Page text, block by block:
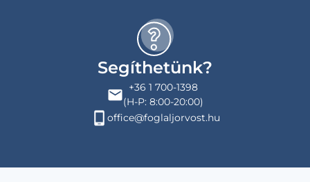
Segíthetünk?
+36 1 700-1398
(H-P: 8:00-20:00)
office@foglaljorvost.hu